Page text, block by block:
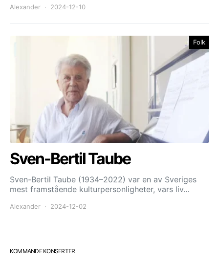
Alexander 2024-12-10
Folk
Sven-Bertil Taube
Sven-Bertil Taube (1934–2022) var en av Sveriges
mest framstående kulturpersonligheter, vars liv…
Alexander 2024-12-02
KOMMANDE KONSERTER